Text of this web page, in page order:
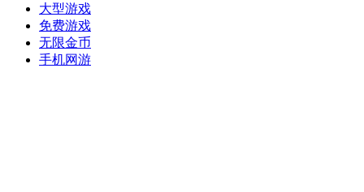
大型游戏
免费游戏
无限金币
手机网游